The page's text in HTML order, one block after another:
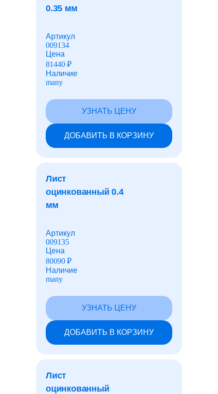
Канаты и тросы стальные
Листы АЦЭИД
Сетки
Проволока
Промышленная химия
Лист перфорированный
Рулоны с полимерным покрытием
Шарики для подшипников
Барьеры безопасности
Фундаментные болты
Закладные детали
0.35 мм
Артикул
009134
Цена
81440 ₽
Наличие
many
УЗНАТЬ ЦЕНУ
ДОБАВИТЬ В КОРЗИНУ
Лист
оцинкованный 0.4
мм
Артикул
009135
Цена
80090 ₽
Наличие
many
УЗНАТЬ ЦЕНУ
ДОБАВИТЬ В КОРЗИНУ
Лист
оцинкованный